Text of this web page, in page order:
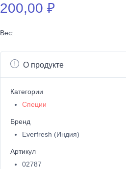
200,00 ₽
Вес:
О продукте
Категории
Специи
Бренд
Everfresh (Индия)
Артикул
02787